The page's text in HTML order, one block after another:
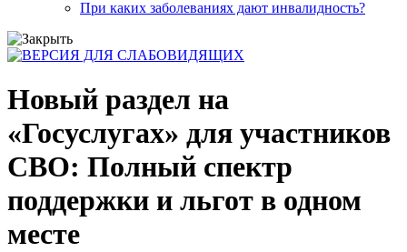
При каких заболеваниях дают инвалидность?
Новый раздел на
«Госуслугах» для участников
СВО: Полный спектр
поддержки и льгот в одном
месте